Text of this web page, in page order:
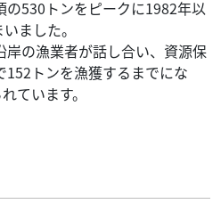
530トンをピークに1982年以
ました。
の漁業者が話し合い、資源保
トンを漁獲するまでにな
ています。